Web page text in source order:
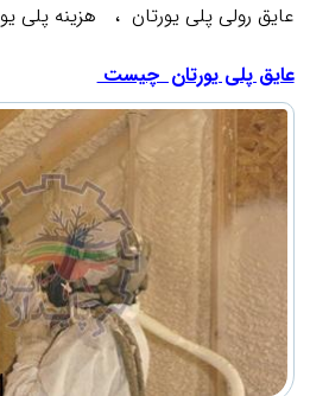
عایق رولی پلی یورتان ، هزینه پلی
عایق پلی یورتان چیست